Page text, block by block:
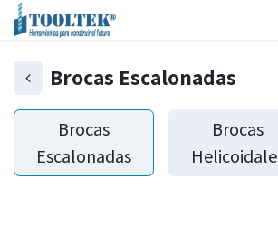
Brocas Escalonadas
Brocas
Escalonadas
Brocas